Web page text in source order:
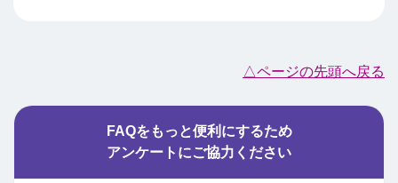
△ページの先頭へ戻る
FAQをもっと便利にするため
アンケートにご協力ください